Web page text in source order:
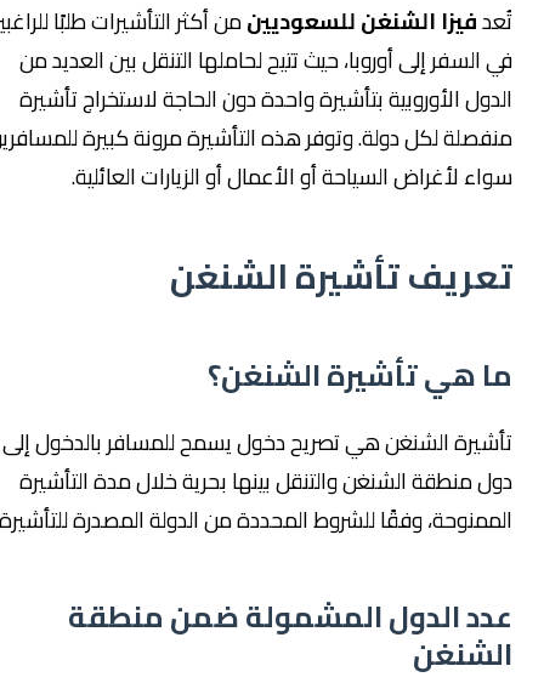
تُعدفيزا الشنغن للسعوديينمن أكثر التأشيرات طلبًا للراغبين
في السفر إلى أوروبا، حيث تتيح لحاملها التنقل بين العديد من
الدول الأوروبية بتأشيرة واحدة دون الحاجة لاستخراج تأشيرة
منفصلة لكل دولة. وتوفر هذه التأشيرة مرونة كبيرة للمسافرين
سواء لأغراض السياحة أو الأعمال أو الزيارات العائلية.
تعريف تأشيرة الشنغن
ما هي تأشيرة الشنغن؟
تأشيرة الشنغن هي تصريح دخول يسمح للمسافر بالدخول إلى
دول منطقة الشنغن والتنقل بينها بحرية خلال مدة التأشيرة
الممنوحة، وفقًا للشروط المحددة من الدولة المصدرة للتأشيرة.
عدد الدول المشمولة ضمن منطقة
الشنغن